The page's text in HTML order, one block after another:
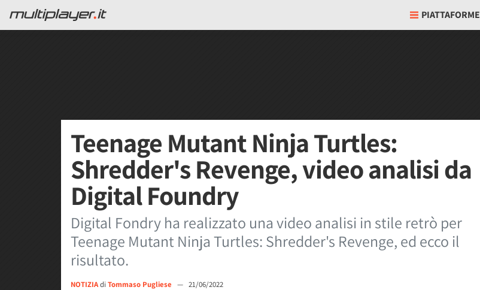
PIATTAFORME
Teenage Mutant Ninja Turtles:
Shredder's Revenge, video analisi da
Digital Foundry
Digital Fondry ha realizzato una video analisi in stile retrò per
Teenage Mutant Ninja Turtles: Shredder's Revenge, ed ecco il
risultato.
NOTIZIAdi Tommaso Pugliese — 21/06/2022